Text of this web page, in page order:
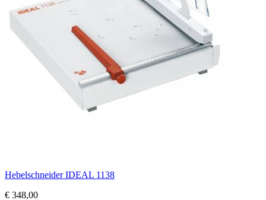
Hebelschneider IDEAL 1138
€ 348,00